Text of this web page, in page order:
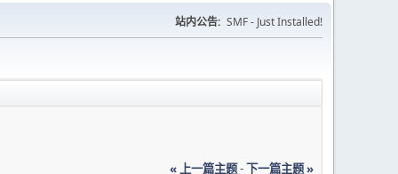
站内公告: SMF - Just Installed!
« 上一篇主题-下一篇主题 »